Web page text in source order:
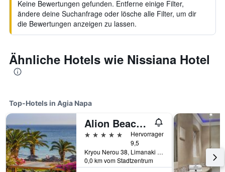
Keine Bewertungen gefunden. Entferne einige Filter,
ändere deine Suchanfrage oder lösche alle Filter, um dir
die Bewertungen anzeigen zu lassen.
Ähnliche Hotels wie Nissiana Hotel
Top-Hotels in Agia Napa
Alion Beach Hotel
5 Sterne
Hervorragend
9,5
Kryou Nerou 38, Limanaki Beach, Agia Napa, Zypern
0,0 km vom Stadtzentrum